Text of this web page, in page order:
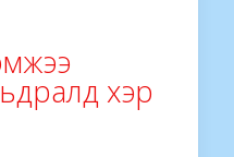
хэр